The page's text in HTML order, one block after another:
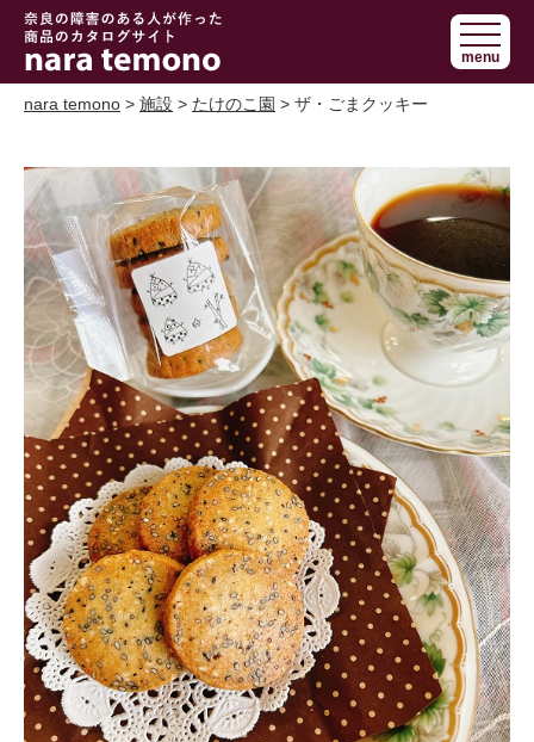
奈良で障害の
ある人の手作
り商品 nara
menu
nara temono > 施設 > たけのこ園 > ザ・ごまクッキー